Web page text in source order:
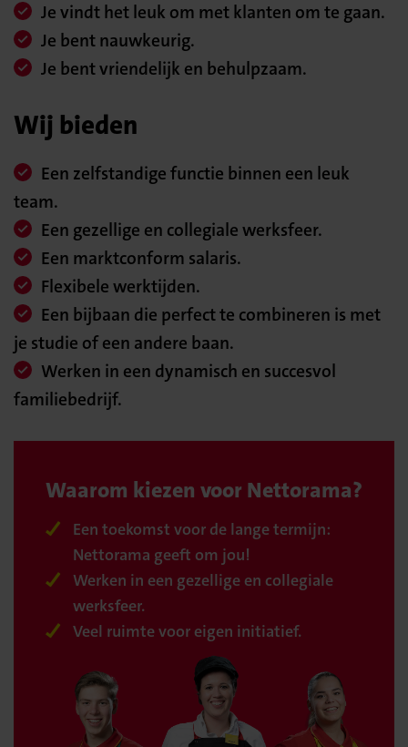
Je vindt het leuk om met klanten om te gaan.
Je bent nauwkeurig.
Je bent vriendelijk en behulpzaam.
Wij bieden
Een zelfstandige functie binnen een leuk
team.
Een gezellige en collegiale werksfeer.
Een marktconform salaris.
Flexibele werktijden.
Een bijbaan die perfect te combineren is met
je studie of een andere baan.
Werken in een dynamisch en succesvol
familiebedrijf.
Waarom kiezen voor Nettorama?
Een toekomst voor de lange termijn:
Nettorama geeft om jou!
Werken in een gezellige en collegiale
werksfeer.
Veel ruimte voor eigen initiatief.